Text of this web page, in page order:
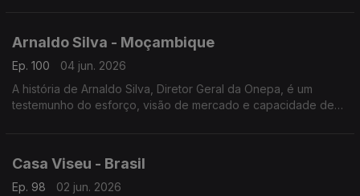
Arnaldo Silva - Moçambique
Ep. 100
04 jun. 2026
A história de Arnaldo Silva, Diretor Geral da Onepa, é um
testemunho do esforço, visão de mercado e capacidade de
Casa Viseu - Brasil
Ep. 98
02 jun. 2026